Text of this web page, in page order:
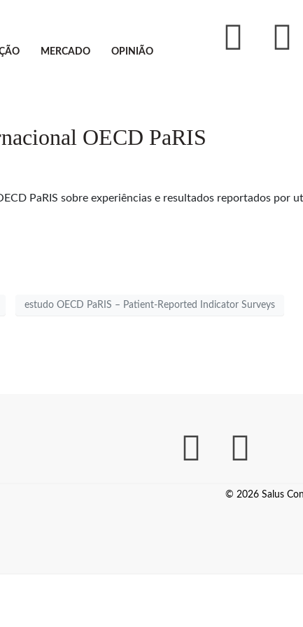
MERCADO OPINIÃO
OECD PaRIS
PaRIS sobre experiências e resultados reportados por
estudo OECD PaRIS – Patient-Reported Indicator Surveys
© 2026 Salus